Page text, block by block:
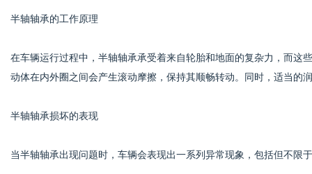
半轴轴承的工作原理
在车辆运行过程中，半轴轴承承受着来自轮胎和地面的复杂力，而这
动体在内外圈之间会产生滚动摩擦，保持其顺畅转动。同时，适当的
半轴轴承损坏的表现
当半轴轴承出现问题时，车辆会表现出一系列异常现象，包括但不限